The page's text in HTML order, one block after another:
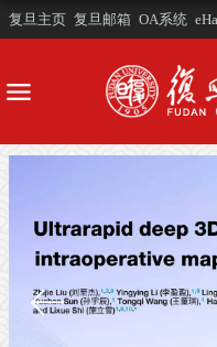
复旦主页 复旦邮箱 OA系统